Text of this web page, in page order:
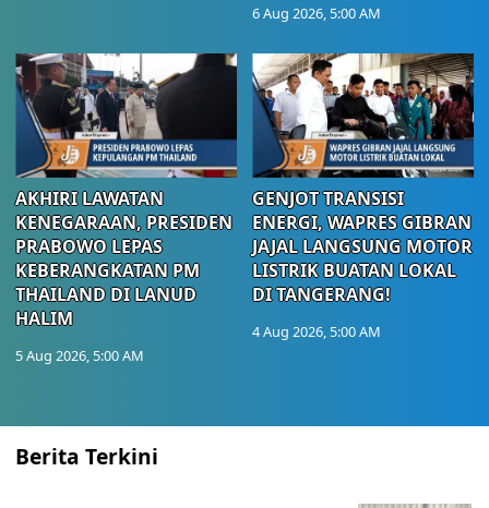
6 Aug 2026, 5:00 AM
AKHIRI LAWATAN
KENEGARAAN, PRESIDEN
PRABOWO LEPAS
KEBERANGKATAN PM
THAILAND DI LANUD
HALIM
5 Aug 2026, 5:00 AM
GENJOT TRANSISI
ENERGI, WAPRES GIBRAN
JAJAL LANGSUNG MOTOR
LISTRIK BUATAN LOKAL
DI TANGERANG!
4 Aug 2026, 5:00 AM
Berita Terkini